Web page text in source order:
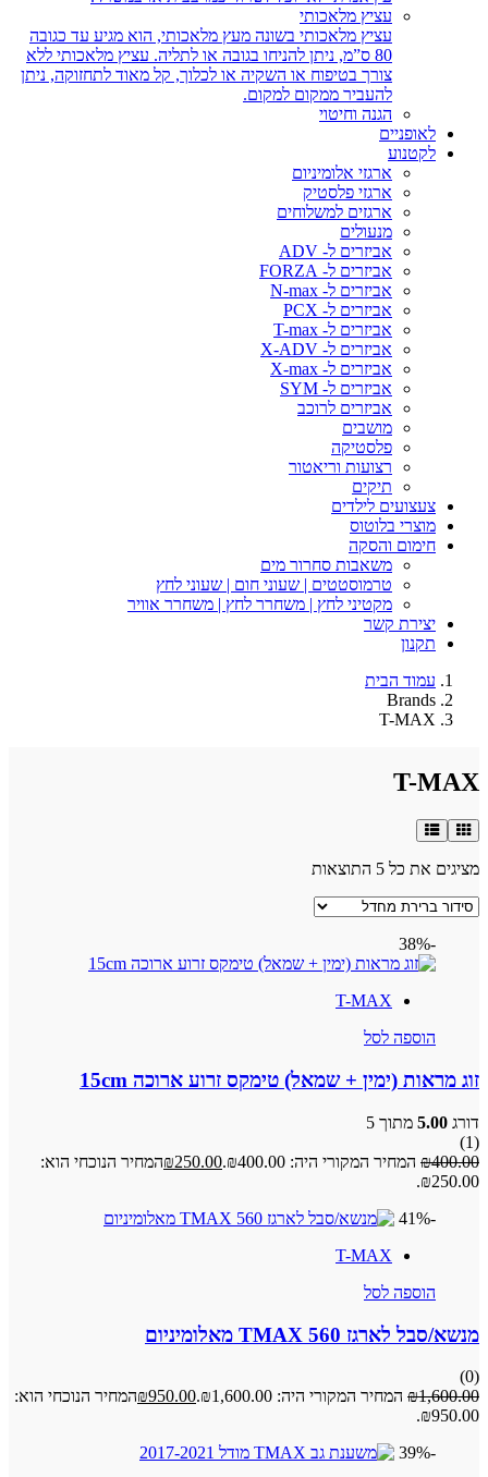
עציץ מלאכותי
עציץ מלאכותי בשונה מעץ מלאכותי, הוא מגיע עד כגובה
80 ס”מ, ניתן להניחו בגובה או לתליה. עציץ מלאכותי ללא
צורך בטיפוח או השקיה או לכלוך, קל מאוד לתחזוקה, ניתן
להעביר ממקום למקום.
הגנה וחיטוי
לאופניים
לקטנוע
ארגזי אלומיניום
ארגזי פלסטיק
ארגזים למשלוחים
מנעולים
אביזרים ל- ADV
אביזרים ל- FORZA
אביזרים ל- N-max
אביזרים ל- PCX
אביזרים ל- T-max
אביזרים ל- X-ADV
אביזרים ל- X-max
אביזרים ל- SYM
אביזרים לרוכב
מושבים
פלסטיקה
רצועות וריאטור
תיקים
צעצועים לילדים
מוצרי בלוטוס
חימום והסקה
משאבות סחרור מים
טרמוסטטים | שעוני חום | שעוני לחץ
מקטיני לחץ | משחרר לחץ | משחרר אוויר
יצירת קשר
תקנון
עמוד הבית
Brands
T-MAX
T-MAX
מציגים את כל ⁦5⁩ התוצאות
-38%
T-MAX
הוספה לסל
זוג מראות (ימין + שמאל) טימקס זרוע ארוכה 15cm
דורג 5.00 מתוך 5
(1)
₪400.00 המחיר המקורי היה: ₪400.00. ₪250.00
המחיר הנוכחי הוא:
₪250.00.
-41%
T-MAX
הוספה לסל
מנשא/סבל לארגז TMAX 560 מאלומיניום
(0)
₪1,600.00 המחיר המקורי היה: ₪1,600.00. ₪950.00
המחיר הנוכחי הוא:
₪950.00.
-39%